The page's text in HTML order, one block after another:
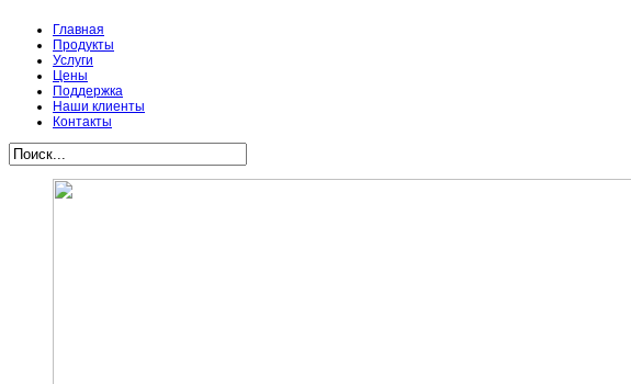
Главная
Продукты
Услуги
Цены
Поддержка
Наши клиенты
Контакты